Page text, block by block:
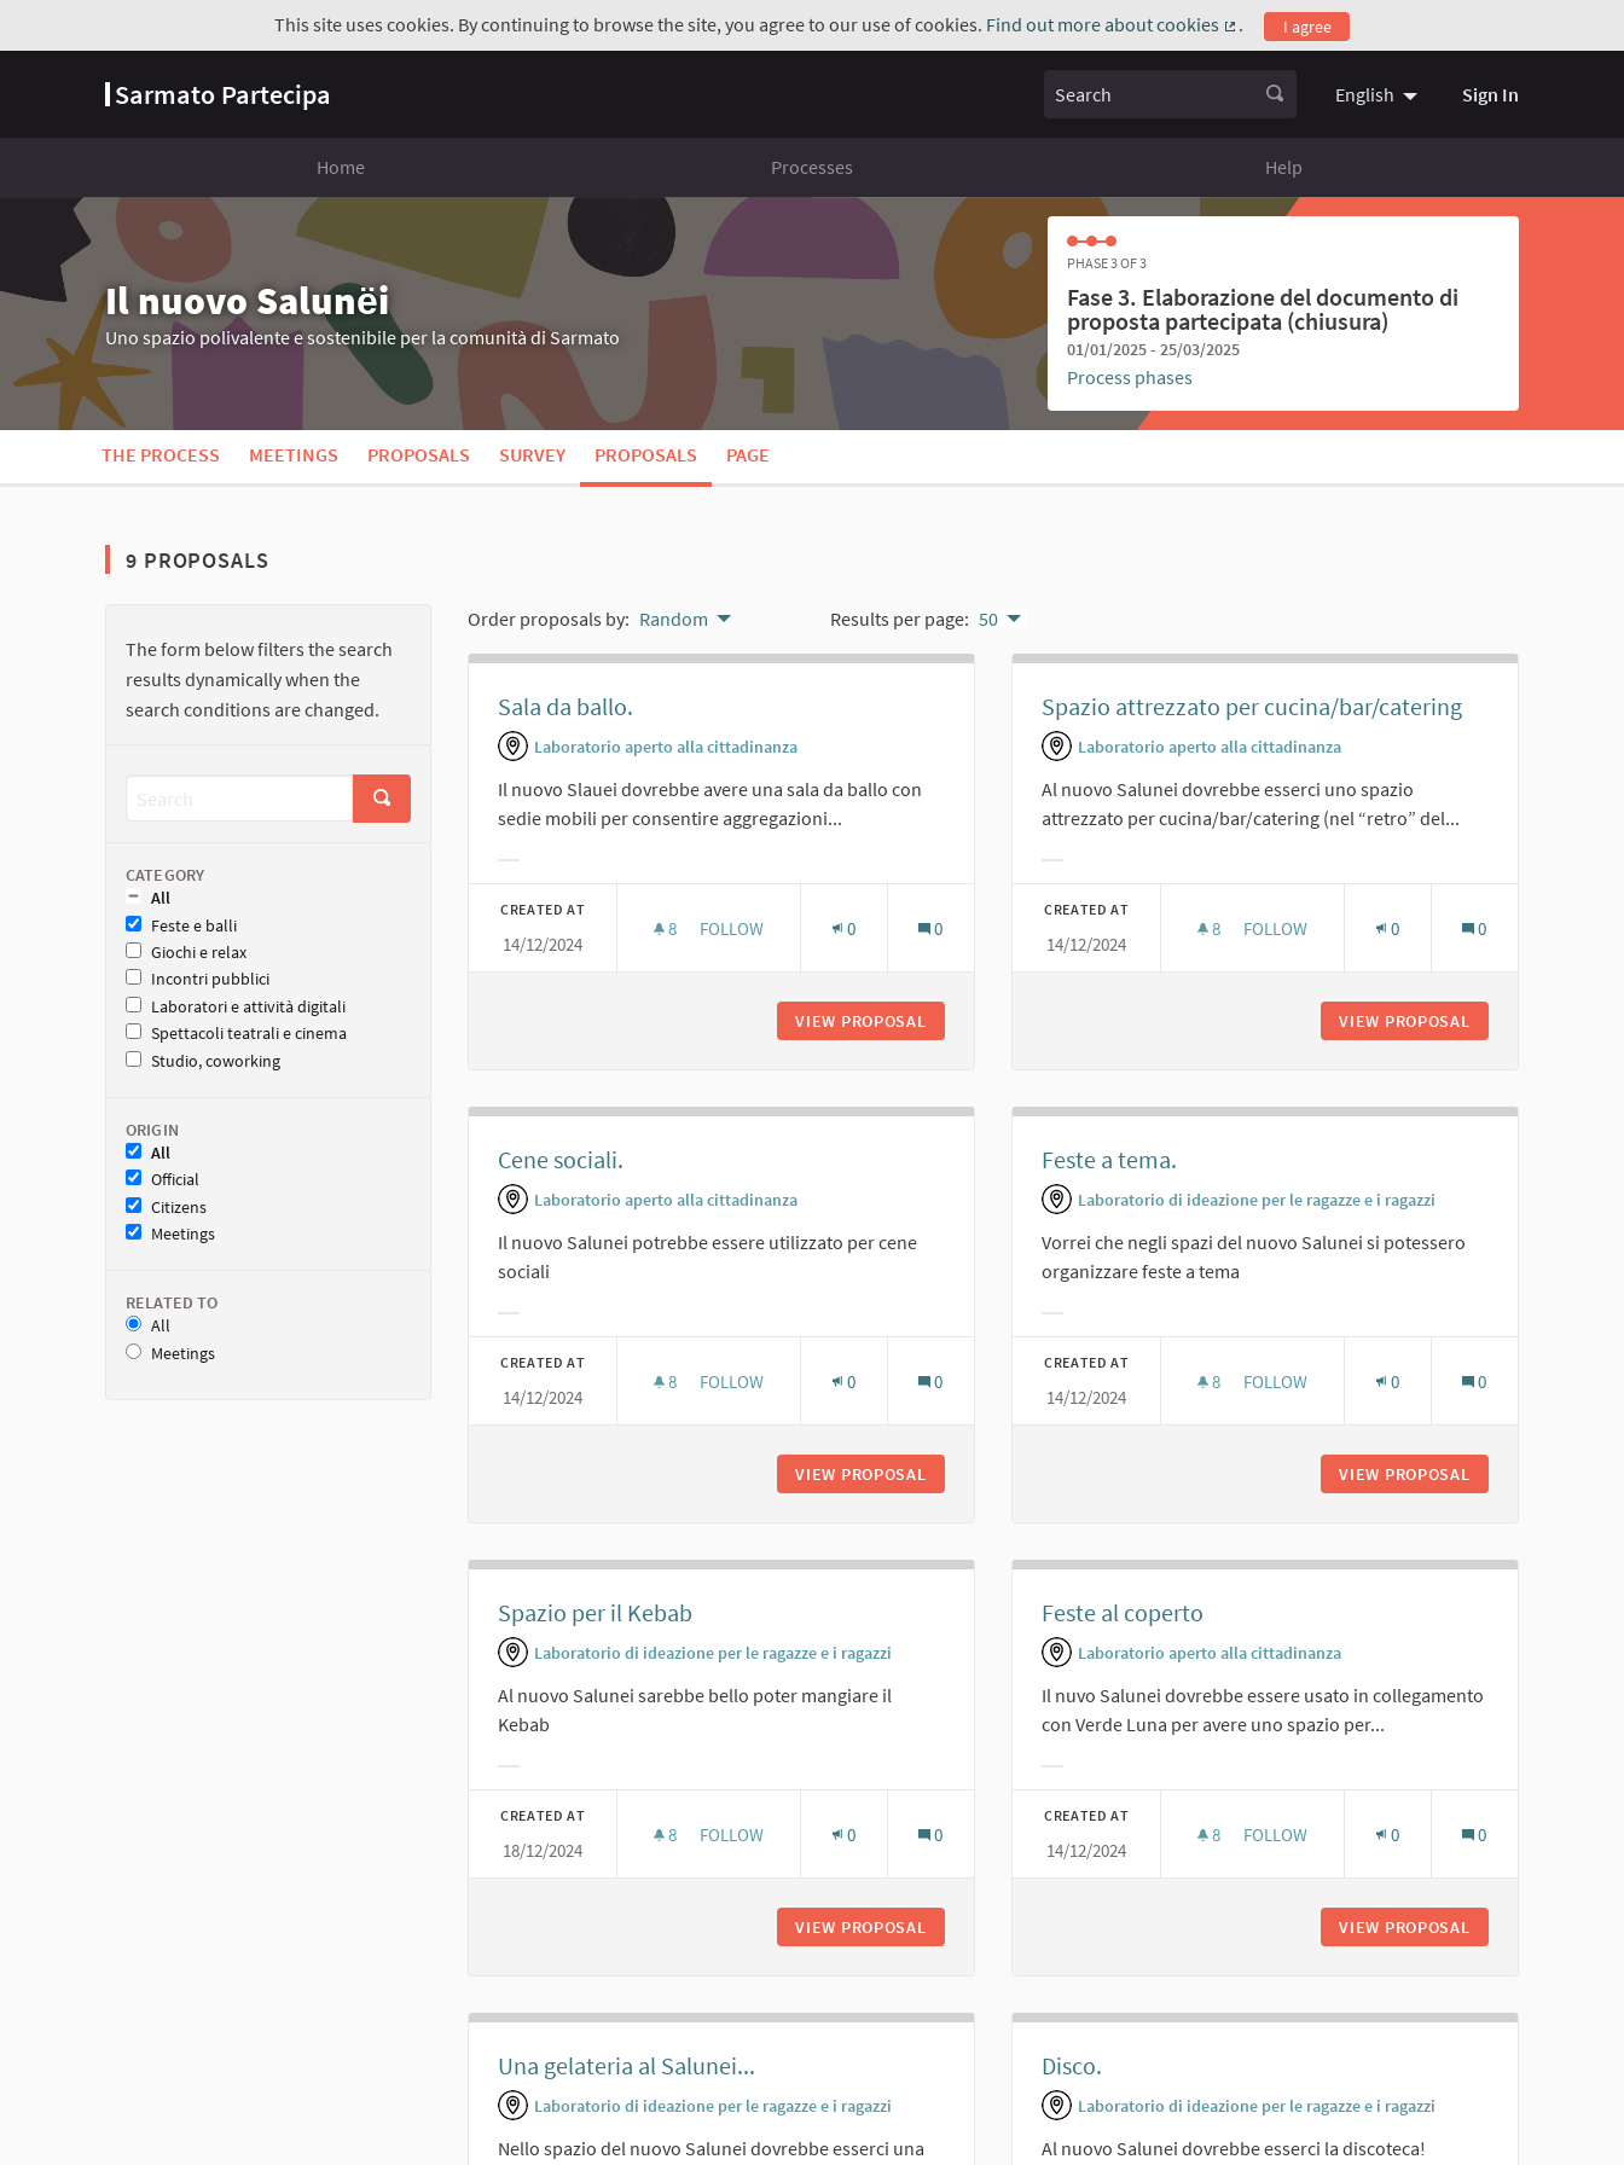
This site uses cookies. By continuing to browse the site, you agree to our use of cookies. Find out more about cookies
(External link)
. I agree
Sarmato Partecipa Search English Choose language
Sign In
Home Processes Help
Il nuovo Salunёi
Uno spazio polivalente e sostenibile per la comunità di Sarmato
PHASE 3 OF 3
Fase 3. Elaborazione del documento di
proposta partecipata (chiusura)
01/01/2025 - 25/03/2025
Process phases
THE PROCESS MEETINGS PROPOSALS SURVEY PROPOSALS PAGE
9 PROPOSALS
The form below filters the search
results dynamically when the
search conditions are changed.
CATEGORY
All
Feste e balli
Giochi e relax
Incontri pubblici
Laboratori e attività digitali
Spettacoli teatrali e cinema
Studio, coworking
ORIGIN
All
Official
Citizens
Meetings
RELATED TO
All
Meetings
Order proposals by: Random Results per page: 50
Sala da ballo.
Laboratorio aperto alla cittadinanza
Il nuovo Slauei dovrebbe avere una sala da ballo con
sedie mobili per consentire aggregazioni...
CREATED AT
14/12/2024
8 8 FOLLOWERS
FOLLOW 0 0
VIEW PROPOSAL
Spazio attrezzato per cucina/bar/catering
Laboratorio aperto alla cittadinanza
Al nuovo Salunei dovrebbe esserci uno spazio
attrezzato per cucina/bar/catering (nel “retro” del...
CREATED AT
14/12/2024
8 8 FOLLOWERS
FOLLOW 0 0
VIEW PROPOSAL
Cene sociali.
Laboratorio aperto alla cittadinanza
Il nuovo Salunei potrebbe essere utilizzato per cene
sociali
CREATED AT
14/12/2024
8 8 FOLLOWERS
FOLLOW 0 0
VIEW PROPOSAL
Feste a tema.
Laboratorio di ideazione per le ragazze e i ragazzi
Vorrei che negli spazi del nuovo Salunei si potessero
organizzare feste a tema
CREATED AT
14/12/2024
8 8 FOLLOWERS
FOLLOW 0 0
VIEW PROPOSAL
Spazio per il Kebab
Laboratorio di ideazione per le ragazze e i ragazzi
Al nuovo Salunei sarebbe bello poter mangiare il
Kebab
CREATED AT
18/12/2024
8 8 FOLLOWERS
FOLLOW 0 0
VIEW PROPOSAL
Feste al coperto
Laboratorio aperto alla cittadinanza
Il nuvo Salunei dovrebbe essere usato in collegamento
con Verde Luna per avere uno spazio per...
CREATED AT
14/12/2024
8 8 FOLLOWERS
FOLLOW 0 0
VIEW PROPOSAL
Una gelateria al Salunei...
Laboratorio di ideazione per le ragazze e i ragazzi
Nello spazio del nuovo Salunei dovrebbe esserci una
Disco.
Laboratorio di ideazione per le ragazze e i ragazzi
Al nuovo Salunei dovrebbe esserci la discoteca!